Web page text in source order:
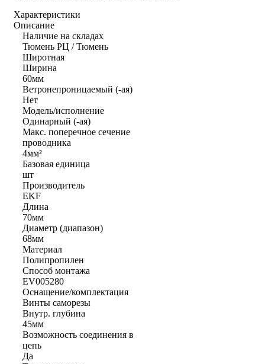
Характеристики
Описание
Наличие на складах
Тюмень РЦ / Тюмень
Широтная
Ширина
60мм
Ветронепроницаемый (-ая)
Нет
Модель/исполнение
Одинарный (-ая)
Макс. поперечное сечение
проводника
4мм²
Базовая единица
шт
Производитель
EKF
Длина
70мм
Диаметр (диапазон)
68мм
Материал
Полипропилен
Способ монтажа
EV005280
Оснащение/комплектация
Винты саморезы
Внутр. глубина
45мм
Возможность соединения в
цепь
Да